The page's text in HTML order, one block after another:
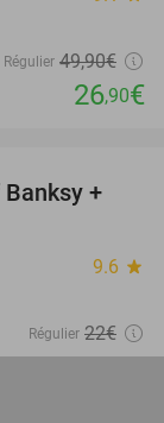
Régulier 49,90€
26,90€
37%
+
9.6 star
Régulier 22€
13 €